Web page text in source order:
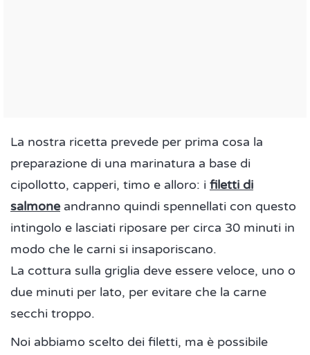
La nostra ricetta prevede per prima cosa la
preparazione di una marinatura a base di
cipollotto, capperi, timo e alloro: i filetti di
salmoneandranno quindi spennellati con questo
intingolo e lasciati riposare per circa 30 minuti in
modo che le carni si insaporiscano.
La cottura sulla griglia deve essere veloce, uno o
due minuti per lato, per evitare che la carne
secchi troppo.
Noi abbiamo scelto dei filetti, ma è possibile